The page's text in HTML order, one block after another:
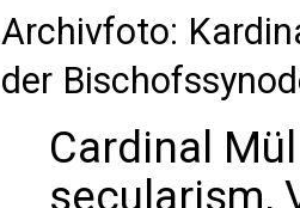
Archivfoto:
der
Cardinal
secularism,